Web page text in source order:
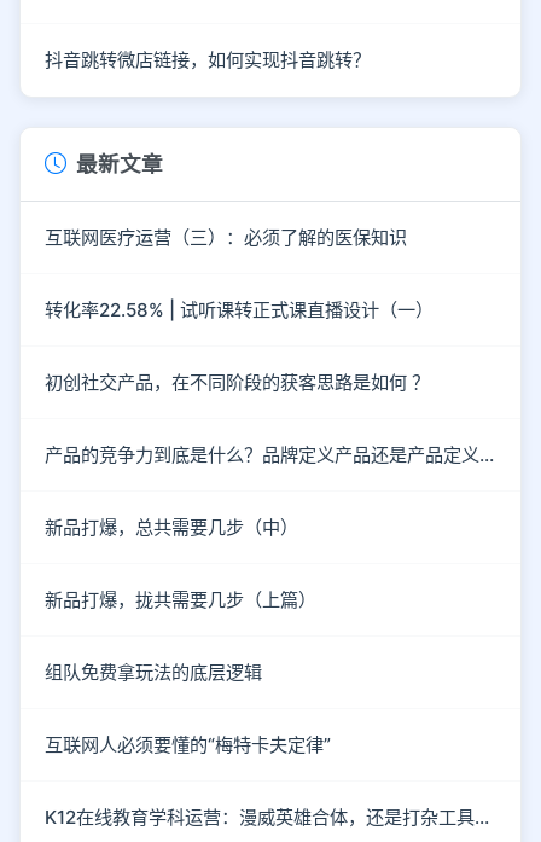
抖音跳转微店链接，如何实现抖音跳转？
最新文章
互联网医疗运营（三）：必须了解的医保知识
转化率22.58% | 试听课转正式课直播设计（一）
初创社交产品，在不同阶段的获客思路是如何 ？
产品的竞争力到底是什么？品牌定义产品还是产品定义品牌?
新品打爆，总共需要几步（中）
新品打爆，拢共需要几步（上篇）
组队免费拿玩法的底层逻辑
互联网人必须要懂的“梅特卡夫定律”
K12在线教育学科运营：漫威英雄合体，还是打杂工具人？